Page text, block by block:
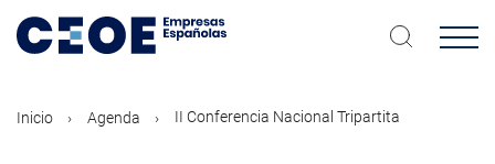
contenido
Inicio Agenda II Conferencia Nacional Tripartita